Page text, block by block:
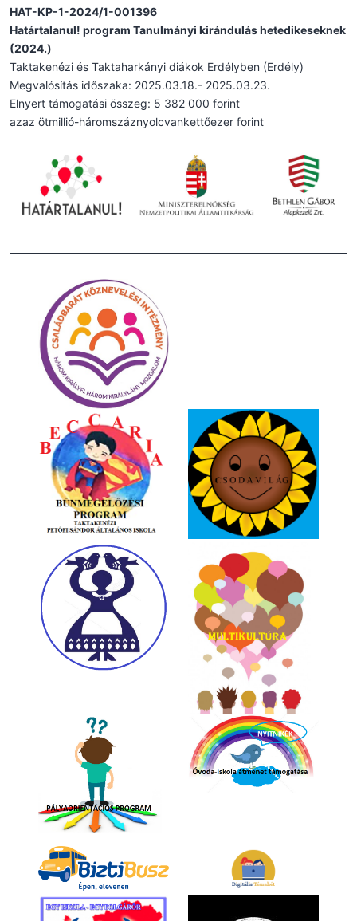
HAT-KP-1-2024/1-001396
Határtalanul! program Tanulmányi kirándulás hetedikeseknek
(2024.)
Taktakenézi és Taktaharkányi diákok Erdélyben (Erdély)
Megvalósítás időszaka: 2025.03.18.- 2025.03.23.
Elnyert támogatási összeg: 5 382 000 forint
azaz ötmillió-háromszáznyolcvankettőezer forint